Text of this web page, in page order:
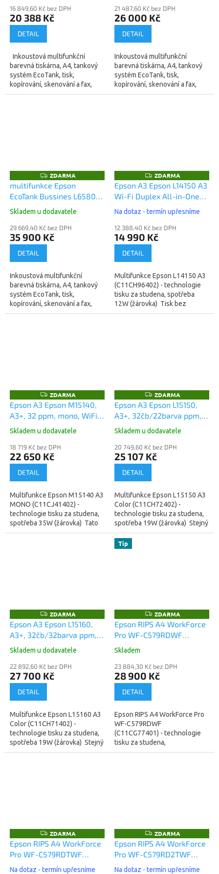
DUPLEX, 19W (C11CJ30402)
16 849,60 Kč bez DPH
20 388 Kč
DETAIL
Inkoustová multifunkční
barevná tiskárna, A4, tankový
systém EcoTank, tisk,
kopírování, skenování a fax,
DADF skener, rychlost tisku 33
DUPLEX, 19W (C11CJ29402)
21 487,60 Kč bez DPH
26 000 Kč
DETAIL
Inkoustová multifunkční
barevná tiskárna, A4, tankový
systém EcoTank, tisk,
kopírování, skenování a fax,
DADF skener, rychlost tisku 33
Z
D
A
R
A
ZDARMA
multifunkce Epson
EcoTank Bussines L6580
A4, PostScript, tisk z USB,
síť.protokol iPv4,iPv6,
4800x2400 dpi, 33/32
ppm, USB, Wifi, LAN, FAX,
DUPLEX, 19W (C11CJ28402)
Skladem u dodavatele
29 669,40 Kč bez DPH
35 900 Kč
DETAIL
Inkoustová multifunkční
barevná tiskárna, A4, tankový
systém EcoTank, tisk,
kopírování, skenování a fax,
PostScript, přímý tisk z USB,
Z
D
A
R
A
ZDARMA
Epson A3 Epson L14150 A3
Wi-Fi Duplex All-in-One
Ink Tank Printer
Na dotaz - termín upřesníme
12 388,40 Kč bez DPH
14 990 Kč
DETAIL
Multifunkce Epson L14150 A3
(C11CH96402) - technologie
tisku za studena, spotřeba
12W (žárovka) Tisk bez
inkoustových kazetTato
Z
D
A
R
A
ZDARMA
Epson A3 Epson M15140,
A3+, 32 ppm, mono, WiFi,
duplex, All-in-One, Ink
Skladem u dodavatele
18 719 Kč bez DPH
22 650 Kč
DETAIL
Multifunkce Epson M15140 A3
MONO (C11CJ41402) -
technologie tisku za studena,
spotřeba 35W (žárovka) Tato
černobílá tiskárna EcoTank s
Z
D
A
R
A
ZDARMA
Epson A3 Epson L15150,
A3+, 32čb/22barva ppm,
WiFi, LAN, duplex, All-in-
(C11CH72402)
Skladem u dodavatele
20 749,60 Kč bez DPH
25 107 Kč
DETAIL
Multifunkce Epson L15150 A3
Color (C11CH72402) -
technologie tisku za studena,
spotřeba 19W (žárovka) Stejný
stroj jako vyšší model L15160 -
má jen pomalejší tisk v...
Z
D
A
R
A
ZDARMA
Epson A3 Epson L15160,
A3+, 32čb/32barva ppm,
WiFi, LAN, duplex, All-in-
(C11CH71402)
Skladem u dodavatele
22 892,60 Kč bez DPH
27 700 Kč
DETAIL
Multifunkce Epson L15160 A3
Color (C11CH71402) -
technologie tisku za studena,
spotřeba 19W (žárovka) Stejný
stroj jako nižší model L15150 -
Tip
Z
D
A
R
ZDARMA
Epson RIPS A4 WorkForce
Pro WF-C579RDWF
(C11CG77401)
Skladem
23 884,30 Kč bez DPH
28 900 Kč
DETAIL
Epson RIPS A4 WorkForce Pro
WF-C579RDWF
(C11CG77401) - technologie
tisku za studena,
nesmazatelný inkoustový tisk,
Z
D
A
R
A
ZDARMA
Epson RIPS A4 WorkForce
Pro WF-C579RDTWF
(C11CG77401BB)
Na dotaz - termín upřesníme
Z
D
A
R
A
ZDARMA
Epson RIPS A4 WorkForce
Pro WF-C579RD2TWF
(C11CG77401BR)
Na dotaz - termín upřesníme